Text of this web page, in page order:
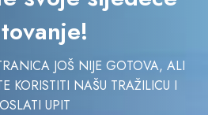
JOŠ NIJE GOTOVA, ALI
KORISTITI NAŠU TRAŽILICU I
UPIT